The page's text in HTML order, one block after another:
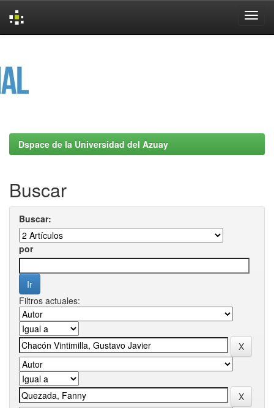
Dspace de la Universidad del Azuay
Buscar
Buscar:
por
Filtros actuales: